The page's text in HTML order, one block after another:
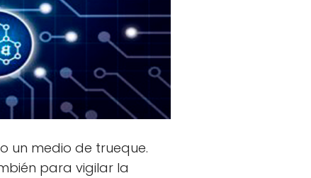
un medio de trueque.
para vigilar la